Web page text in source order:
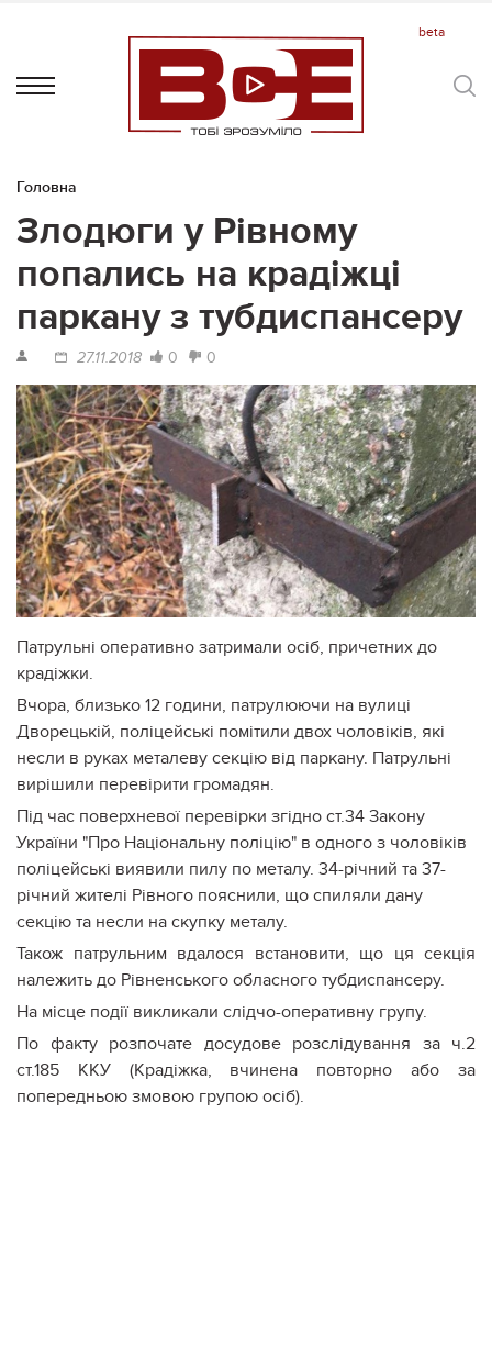
Головна
Злодюги у Рівному
попались на крадіжці
паркану з тубдиспансеру
27.11.2018 0 0
Патрульні оперативно затримали осіб, причетних до
крадіжки.
Вчора, близько 12 години, патрулюючи на вулиці
Дворецькій, поліцейські помітили двох чоловіків, які
несли в руках металеву секцію від паркану. Патрульні
вирішили перевірити громадян.
Під час поверхневої перевірки згідно ст.34 Закону
України "Про Національну поліцію" в одного з чоловіків
поліцейські виявили пилу по металу. 34-річний та 37-
річний жителі Рівного пояснили, що спиляли дану
секцію та несли на скупку металу.
Також патрульним вдалося встановити, що ця секція
належить до Рівненського обласного тубдиспансеру.
На місце події викликали слідчо-оперативну групу.
По факту розпочате досудове розслідування за ч.2
ст.185 ККУ (Крадіжка, вчинена повторно або за
попередньою змовою групою осіб).